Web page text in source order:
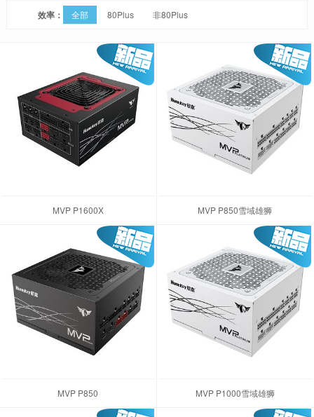
效率： 全部 80Plus 非80Plus
MVP P1600X MVP P850雪域雄狮
MVP P850 MVP P1000雪域雄狮